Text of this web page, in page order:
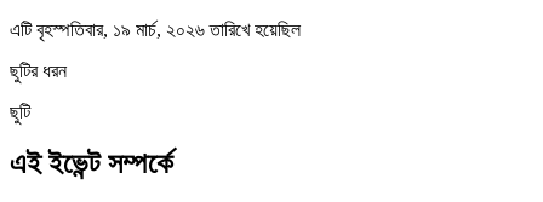
এটি বৃহস্পতিবার, ১৯ মার্চ, ২০২৬ তারিখে হয়েছিল
ছুটির ধরন
ছুটি
এই ইভেন্ট সম্পর্কে